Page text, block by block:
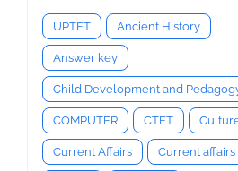
UPTET Ancient History
Answer key
Child Development and
COMPUTER CTET
Current Affairs Current affairs